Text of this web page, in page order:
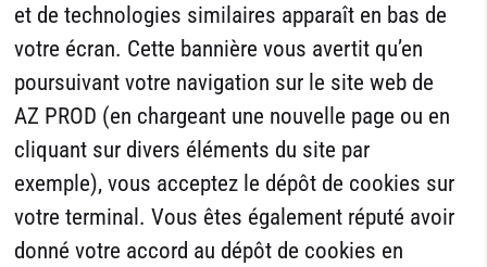
et de technologies similaires apparaît en bas de
votre écran. Cette bannière vous avertit qu’en
poursuivant votre navigation sur le site web de
AZ PROD (en chargeant une nouvelle page ou en
cliquant sur divers éléments du site par
exemple), vous acceptez le dépôt de cookies sur
votre terminal. Vous êtes également réputé avoir
donné votre accord au dépôt de cookies en